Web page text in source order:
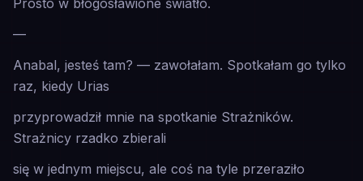
Prosto w błogosławione światło.
—
Anabal, jesteś tam? — zawołałam. Spotkałam go tylko
raz, kiedy Urias
przyprowadził mnie na spotkanie Strażników.
Strażnicy rzadko zbierali
się w jednym miejscu, ale coś na tyle przeraziło